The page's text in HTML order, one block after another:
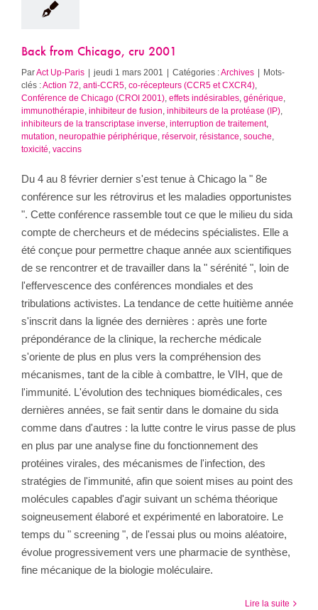
Back from Chicago, cru 2001
ParAct Up-Paris jeudi 1 mars 2001 Catégories :Archives
Mots-
clés :Action 72, anti-CCR5, co-récepteurs (CCR5 et CXCR4),
Conférence de Chicago (CROI 2001), effets indésirables, générique,
immunothérapie, inhibiteur de fusion, inhibiteurs de la protéase (IP),
inhibiteurs de la transcriptase inverse, interruption de traitement,
mutation, neuropathie périphérique, réservoir, résistance, souche,
toxicité, vaccins
Du 4 au 8 février dernier s'est tenue à Chicago la " 8e
conférence sur les rétrovirus et les maladies opportunistes
". Cette conférence rassemble tout ce que le milieu du sida
compte de chercheurs et de médecins spécialistes. Elle a
été conçue pour permettre chaque année aux scientifiques
de se rencontrer et de travailler dans la " sérénité ", loin de
l'effervescence des conférences mondiales et des
tribulations activistes. La tendance de cette huitième année
s'inscrit dans la lignée des dernières : après une forte
prépondérance de la clinique, la recherche médicale
s'oriente de plus en plus vers la compréhension des
mécanismes, tant de la cible à combattre, le VIH, que de
l'immunité. L'évolution des techniques biomédicales, ces
dernières années, se fait sentir dans le domaine du sida
comme dans d'autres : la lutte contre le virus passe de plus
en plus par une analyse fine du fonctionnement des
protéines virales, des mécanismes de l'infection, des
stratégies de l'immunité, afin que soient mises au point des
molécules capables d'agir suivant un schéma théorique
soigneusement élaboré et expérimenté en laboratoire. Le
temps du " screening ", de l'essai plus ou moins aléatoire,
évolue progressivement vers une pharmacie de synthèse,
fine mécanique de la biologie moléculaire.
Lire la suite